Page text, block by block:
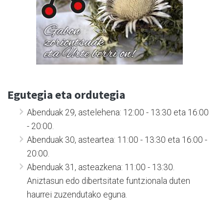
Egutegia eta ordutegia
Abenduak 29, astelehena: 12:00 - 13:30 eta 16:00
- 20:00.
Abenduak 30, asteartea: 11:00 - 13:30 eta 16:00 -
20:00.
Abenduak 31, asteazkena: 11:00 - 13:30.
Aniztasun edo dibertsitate funtzionala duten
haurrei zuzendutako eguna.